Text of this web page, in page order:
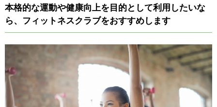
本格的な運動や健康向上を目的として利用したいな
ら、フィットネスクラブをおすすめします